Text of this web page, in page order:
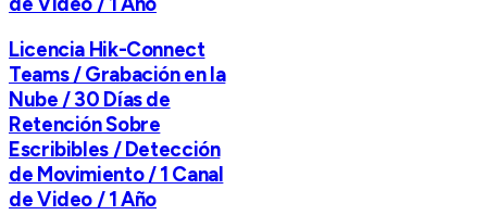
Licencia Hik-Connect
Teams / Grabación en la
Nube / 30 Días de
Retención Sobre
Escribibles / Detección
de Movimiento / 1 Canal
de Video / 1 Año